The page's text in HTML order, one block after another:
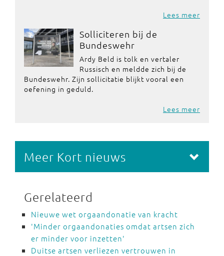
Lees meer
Solliciteren bij de
Bundeswehr
Ardy Beld is tolk en vertaler
Russisch en meldde zich bij de
Bundeswehr. Zijn sollicitatie blijkt vooral een
oefening in geduld.
Lees meer
Meer Kort nieuws
Gerelateerd
Nieuwe wet orgaandonatie van kracht
'Minder orgaandonaties omdat artsen zich
er minder voor inzetten'
Duitse artsen verliezen vertrouwen in